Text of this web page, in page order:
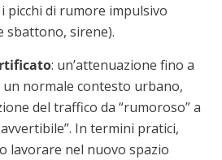
picchi di rumore impulsivo
sbattono, sirene).
: un’attenuazione fino a
un normale contesto urbano,
del traffico da “rumoroso” a
In termini pratici,
lavorare nel nuovo spazio